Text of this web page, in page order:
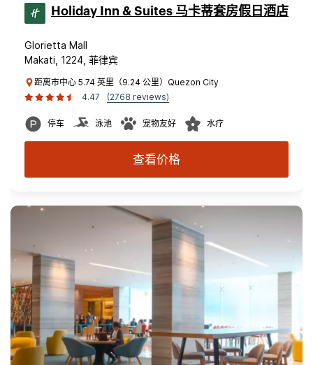
Holiday Inn & Suites 马卡蒂套房假日酒店
Glorietta Mall
Makati, 1224, 菲律宾
距离市中心 5.74 英里（9.24 公里）Quezon City
4.47
(2768 reviews)
停车 泳池 宠物友好 水疗
查看价格